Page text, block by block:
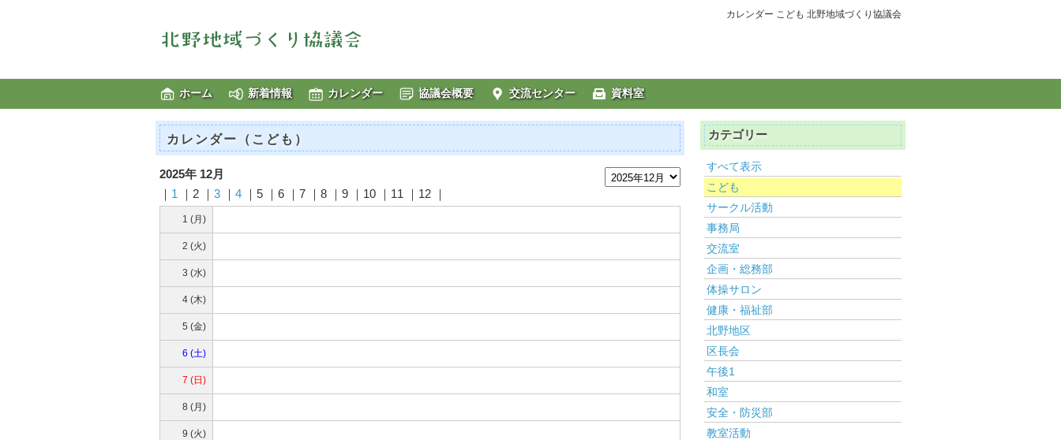
カレンダー こども 北野地域づくり協議会
ホーム 新着情報 カレンダー 協議会概要 交流センター 資料室
カレンダー（こども）
2025年 12月
1 ｜2 ｜ 3 4 ｜5 ｜6 ｜7 ｜8 ｜9 ｜10 ｜11 ｜12 ｜
1 (月)
2 (火)
3 (水)
4 (木)
5 (金)
6 (土)
7 (日)
8 (月)
9 (火)
カテゴリー
すべて表示
こども
サークル活動
事務局
交流室
企画・総務部
体操サロン
健康・福祉部
北野地区
区長会
午後1
和室
安全・防災部
教室活動